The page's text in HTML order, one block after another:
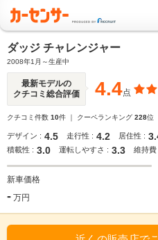
ダッジ チャレンジャー
2008年1月～生産中
最新モデルの
クチコミ総合評価
4.4点
クチコミ件数 10件 ｜ クーペランキング 228位
デザイン : 4.5 走行性 : 4.2 居住性 :
積載性 : 3.0 運転しやすさ : 3.3 維持費
新車価格
- 万円